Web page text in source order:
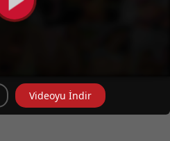
Videoyu İndir